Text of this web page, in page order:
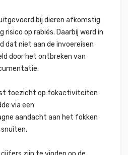
bij dieren afkomstig
risico op rabiës. Daarbij werd in
dat niet aan de invoereisen
door het ontbreken van
toezicht op fokactiviteiten
via een
aandacht aan het fokken